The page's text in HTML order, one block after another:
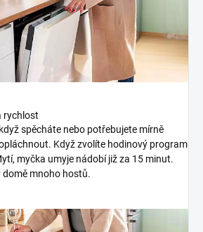
rychlost
spěcháte nebo potřebujete mírně
Když zvolíte hodinový program
myčka umyje nádobí již za 15 minut.
domě mnoho hostů.